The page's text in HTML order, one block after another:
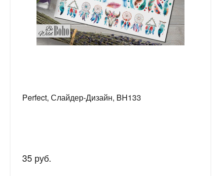
Perfect, Слайдер-Дизайн, BH133
35 руб.